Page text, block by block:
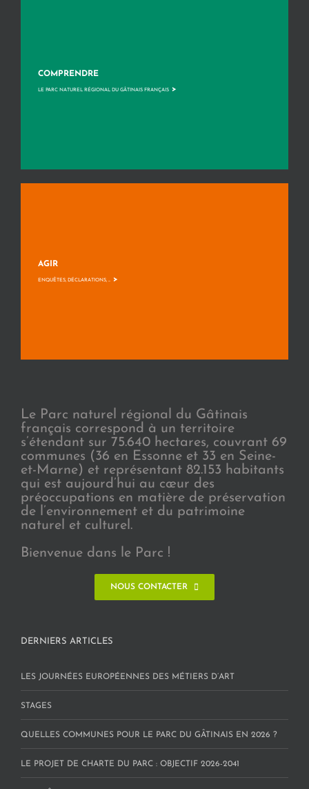
COMPRENDRE
LE PARC NATUREL RÉGIONAL DU GÂTINAIS FRANÇAIS >
AGIR
ENQUÊTES, DÉCLARATIONS, ... >
Le Parc naturel régional du Gâtinais
français correspond à un territoire
s’étendant sur 75.640 hectares, couvrant 69
communes (36 en Essonne et 33 en Seine-
et-Marne) et représentant 82.153 habitants
qui est aujourd’hui au cœur des
préoccupations en matière de préservation
de l’environnement et du patrimoine
naturel et culturel.
Bienvenue dans le Parc !
NOUS CONTACTER
DERNIERS ARTICLES
LES JOURNÉES EUROPÉENNES DES MÉTIERS D’ART
STAGES
QUELLES COMMUNES POUR LE PARC DU GÂTINAIS EN 2026 ?
LE PROJET DE CHARTE DU PARC : OBJECTIF 2026-2041